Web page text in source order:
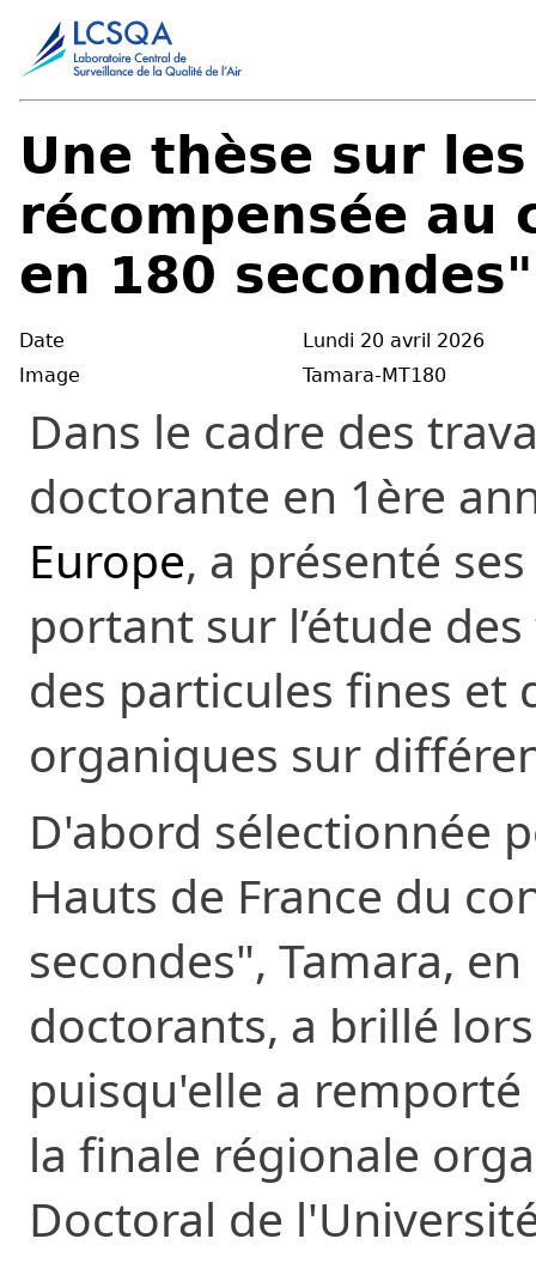
Une thèse sur
récompensée au
en 180
Date
Lundi 20 avril 2026
Image
Tamara-MT180
Dans le cadre des
doctorante en 1ère
Europe, a présenté
portant sur l’étude
des particules fines et
organiques sur
D'abord sélectionnée
Hauts de France du
secondes", Tamara,
doctorants, a brillé
puisqu'elle a
la finale régionale
Doctoral de